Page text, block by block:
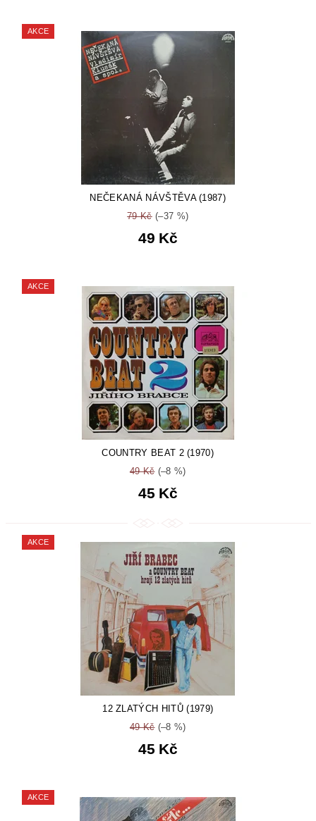
AKCE
NEČEKANÁ NÁVŠTĚVA (1987)
79 Kč(–37 %)
49 Kč
AKCE
COUNTRY BEAT 2 (1970)
49 Kč(–8 %)
45 Kč
AKCE
12 ZLATÝCH HITŮ (1979)
49 Kč(–8 %)
45 Kč
AKCE